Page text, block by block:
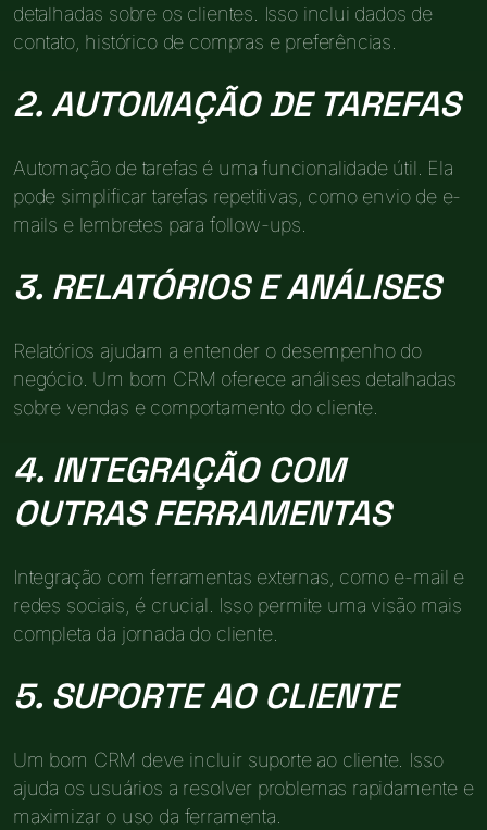
detalhadas sobre os clientes. Isso inclui dados de
contato, histórico de compras e preferências.
2. AUTOMAÇÃO DE TAREFAS
Automação de tarefas é uma funcionalidade útil. Ela
pode simplificar tarefas repetitivas, como envio de e-
mails e lembretes para follow-ups.
3. RELATÓRIOS E ANÁLISES
Relatórios ajudam a entender o desempenho do
negócio. Um bom CRM oferece análises detalhadas
sobre vendas e comportamento do cliente.
4. INTEGRAÇÃO COM
OUTRAS FERRAMENTAS
Integração com ferramentas externas, como e-mail e
redes sociais, é crucial. Isso permite uma visão mais
completa da jornada do cliente.
5. SUPORTE AO CLIENTE
Um bom CRM deve incluir suporte ao cliente. Isso
ajuda os usuários a resolver problemas rapidamente e
maximizar o uso da ferramenta.